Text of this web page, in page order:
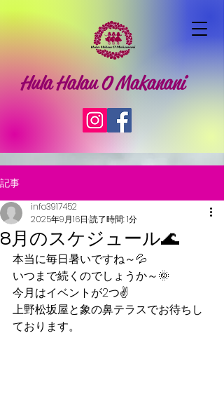
Hula Halau O Makanani
記事
8月のスケジュール🌊
info3917452
2025年9月16日 読了時間: 1分
本当に毎日暑いですね～💦
いつまで続くのでしょうか～🌞
今月はイベントが2つ✌
上野松坂屋と象の鼻テラスでお待ちし
ております。